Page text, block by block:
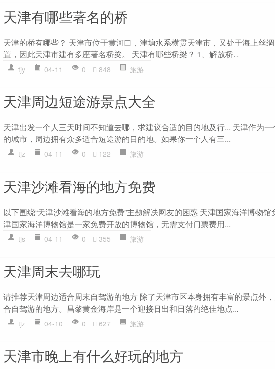
天津有哪些著名的桥
天津的桥有哪些？ 天津市位于黄河口，津塘水系横贯天津市，又处于海上丝
置，因此天津市建有多座著名桥梁。 天津有哪些桥梁？ 1、解放桥...
tjy 04-11 0 848 旅游
天津周边短途游景点大全
天津出发一个人三天时间不知道去哪，求建议合适的目的地及行... 天津作为
的城市，周边拥有众多适合短途游的目的地。如果你一个人有三...
tjz 04-11 0 122 旅游
天津沙滩看海的地方免费
以下围绕“天津沙滩看海的地方免费”主题解决网友的困惑 天津国家海洋博物
津国家海洋博物馆是一家免费开放的博物馆，无需支付门票费用...
tjs 04-11 0 355 旅游
天津周末去哪玩
请推荐天津周边适合周末自驾游的地方 除了天津市区本身拥有丰富的景点外
合自驾游的地方。昌黎黄金海岸是一个迎接日出和日落的绝佳地点...
tjz 04-10 0 627 旅游
天津市晚上有什么好玩的地方